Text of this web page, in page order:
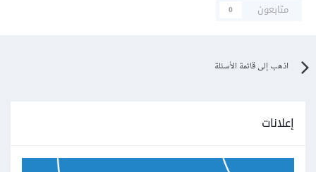
متابعون
0
اذهب إلى قائمة الأسئلة
إعلانات